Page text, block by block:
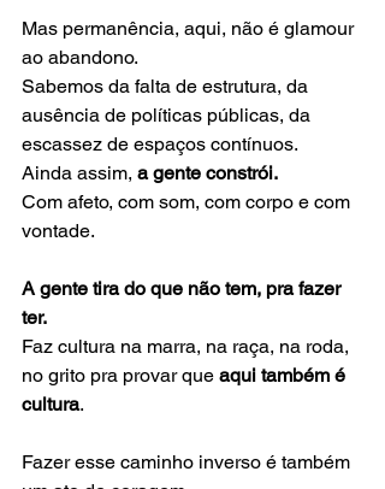
Mas permanência, aqui, não é glamour
ao abandono.
Sabemos da falta de estrutura, da
ausência de políticas públicas, da
escassez de espaços contínuos.
Ainda assim, a gente constrói.
Com afeto, com som, com corpo e com
vontade.
A gente tira do que não tem, pra fazer
ter.
Faz cultura na marra, na raça, na roda,
no grito pra provar que aqui também é
cultura.
Fazer esse caminho inverso é também